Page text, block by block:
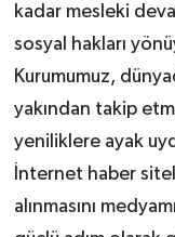
kadar mesleki
sosyal hakları
Kurumumuz,
yakından takip
yeniliklere ayak
İnternet haber
alınmasını